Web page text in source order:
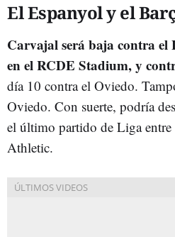
El Espanyol y el
Carvajal será baja contra el
en el RCDE Stadium, y
día 10 contra el Oviedo.
Oviedo. Con suerte, podría
el último partido de Liga
Athletic.